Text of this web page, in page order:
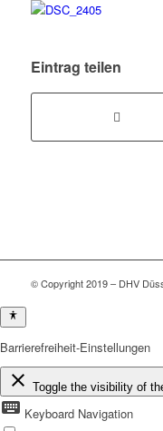
Eintrag teilen
© Copyright 2019 – DHV
Barrierefreiheit-Einstellungen
close Toggle the visibility of
keyboard Keyboard Navigation